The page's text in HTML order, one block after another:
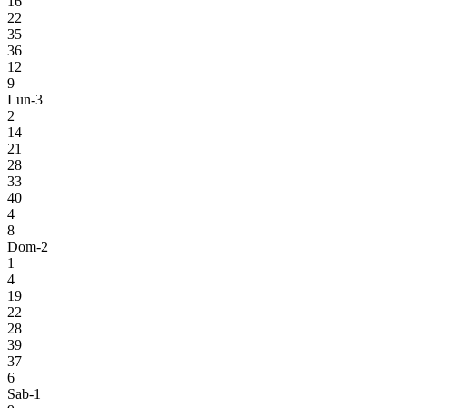
22
35
36
12
9
Lun-3
2
14
21
28
33
40
4
8
Dom-2
1
4
19
22
28
39
37
6
Sab-1